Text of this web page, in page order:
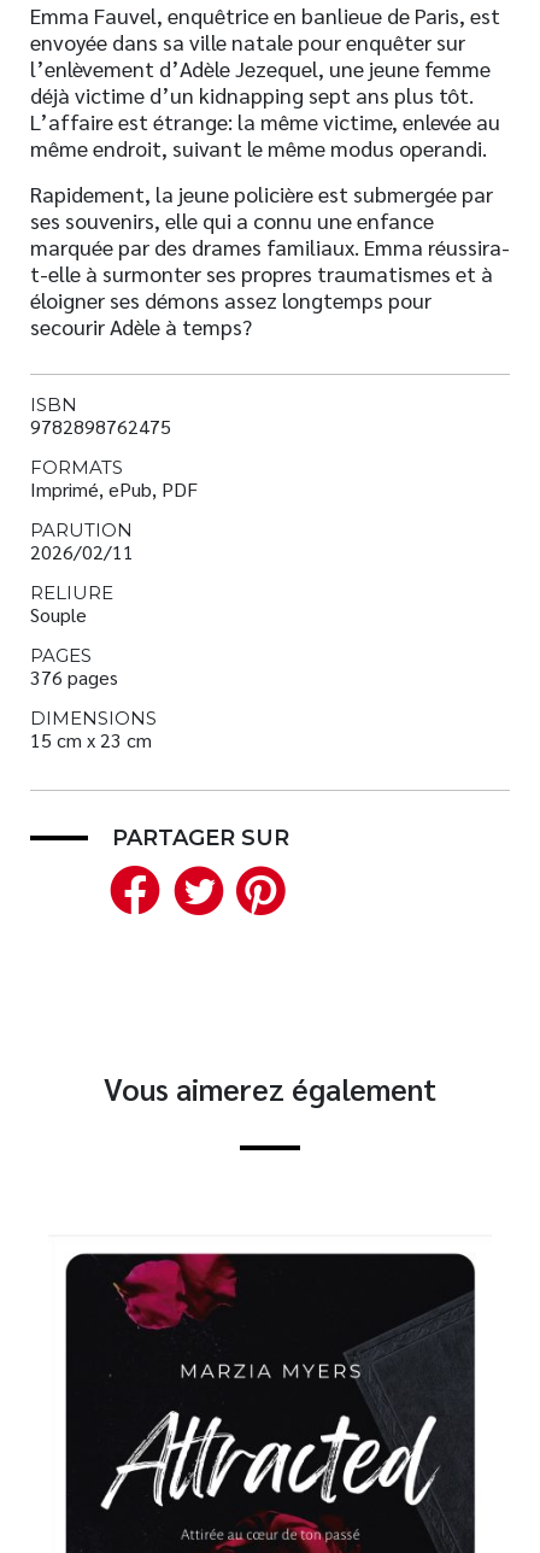
Emma Fauvel, enquêtrice en banlieue de Paris, est
envoyée dans sa ville natale pour enquêter sur
l’enlèvement d’Adèle Jezequel, une jeune femme
déjà victime d’un kidnapping sept ans plus tôt.
L’affaire est étrange: la même victime, enlevée au
même endroit, suivant le même modus operandi.
Rapidement, la jeune policière est submergée par
ses souvenirs, elle qui a connu une enfance
marquée par des drames familiaux. Emma réussira-
t-elle à surmonter ses propres traumatismes et à
éloigner ses démons assez longtemps pour
secourir Adèle à temps?
ISBN
9782898762475
FORMATS
Imprimé, ePub, PDF
PARUTION
2026/02/11
RELIURE
Souple
PAGES
376 pages
DIMENSIONS
15 cm x 23 cm
PARTAGER SUR
Facebook
Twitter
Vous aimerez également